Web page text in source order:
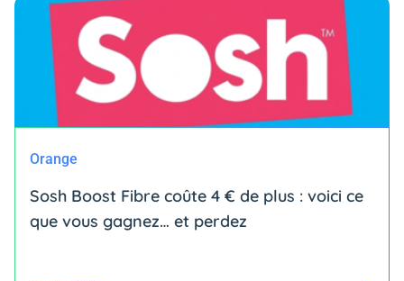
Orange
Sosh Boost Fibre coûte 4 € de plus : voici ce
que vous gagnez… et perdez